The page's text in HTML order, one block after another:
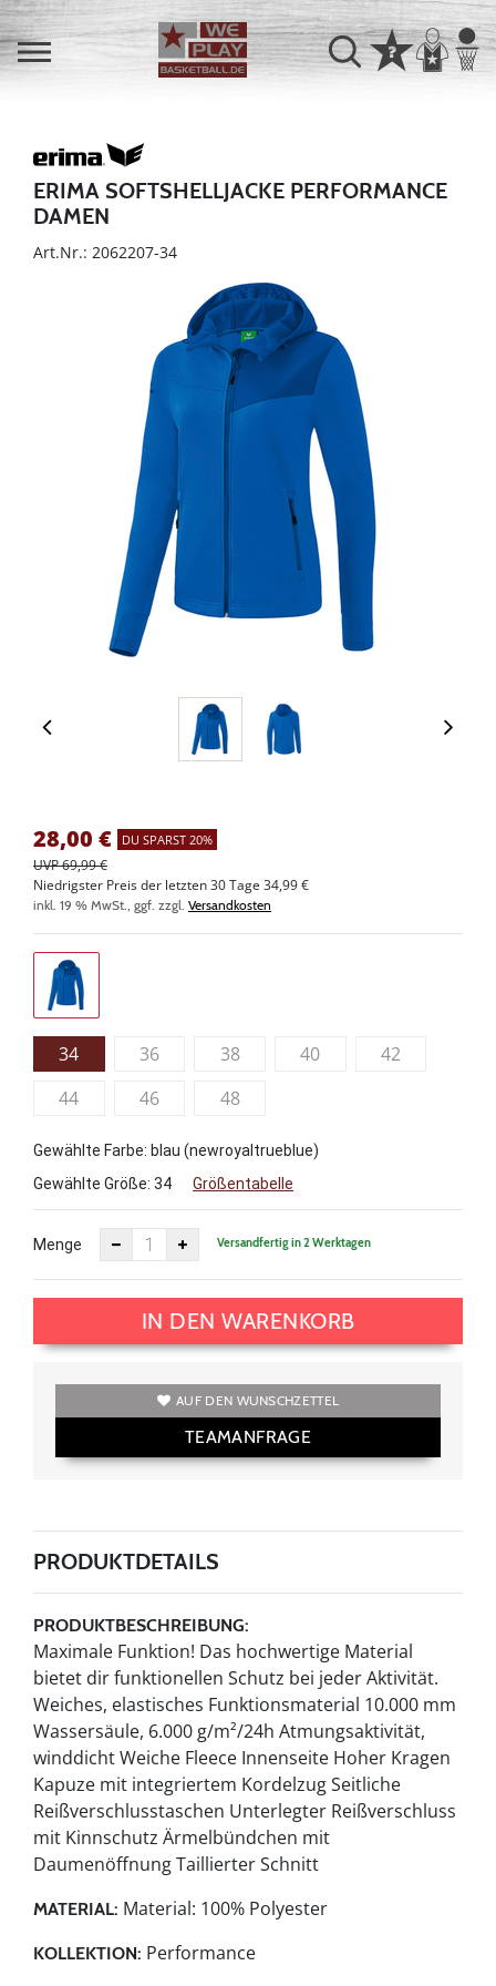
ERIMA SOFTSHELLJACKE PERFORMANCE
DAMEN
Art.Nr.: 2062207-34
28,00 € DU SPARST 20%
UVP 69,99 €
Niedrigster Preis der letzten 30 Tage 34,99 €
inkl. 19 % MwSt., ggf. zzgl. Versandkosten
34 36 38 40
42
44
46 48
Gewählte Farbe: blau (newroyaltrueblue)
Gewählte Größe: 34 Größentabelle
Menge Versandfertig in 2 Werktagen
IN DEN WARENKORB
AUF DEN WUNSCHZETTEL
TEAMANFRAGE
PRODUKTDETAILS
PRODUKTBESCHREIBUNG:
Maximale Funktion! Das hochwertige Material
bietet dir funktionellen Schutz bei jeder Aktivität.
Weiches, elastisches Funktionsmaterial 10.000 mm
Wassersäule, 6.000 g/m²/24h Atmungsaktivität,
winddicht Weiche Fleece Innenseite Hoher Kragen
Kapuze mit integriertem Kordelzug Seitliche
Reißverschlusstaschen Unterlegter Reißverschluss
mit Kinnschutz Ärmelbündchen mit
Daumenöffnung Taillierter Schnitt
MATERIAL: Material: 100% Polyester
KOLLEKTION: Performance